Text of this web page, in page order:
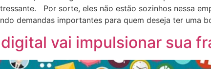
Por sorte, eles não estão sozinhos nessa
demandas importantes para quem deseja ter uma
vai impulsionar sua